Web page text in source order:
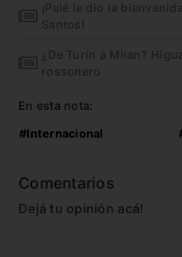
¡Pelé le dio la
Santos!
¿De Turín a Milan?
rossonero
En esta nota:
#Internacional
Comentarios
Dejá tu opinión acá!